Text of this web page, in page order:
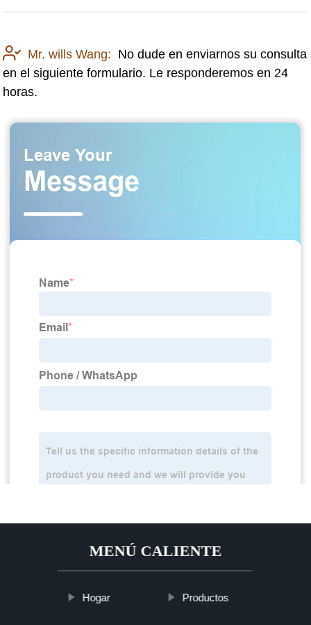
Mr. wills Wang: No dude en enviarnos su consulta
en el siguiente formulario. Le responderemos en 24
horas.
MENÚ CALIENTE
Hogar Productos